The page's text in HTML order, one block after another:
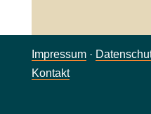
Impressum·
Kontakt